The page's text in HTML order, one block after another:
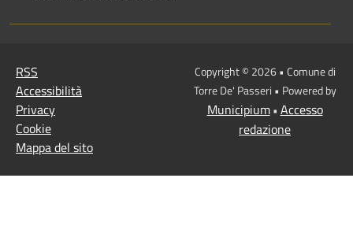
RSS
Accessibilità
Privacy
Cookie
Mappa del sito
Copyright © 2026 • Comune di
Torre De' Passeri • Powered by
Municipium• Accesso
redazione